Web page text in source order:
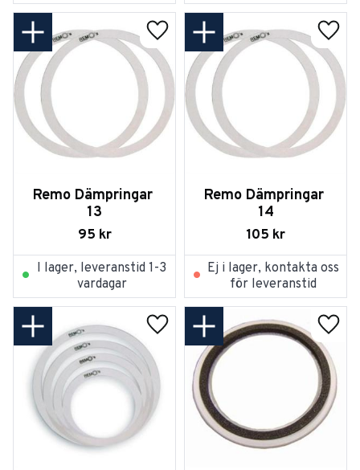
Remo Dämpringar
13
95 kr
Lägg till i favoriter
I lager, leveranstid 1-3
vardagar
Remo Dämpringar
14
105 kr
Ej i lager, kontakta oss
för leveranstid
Lägg till i favoriter